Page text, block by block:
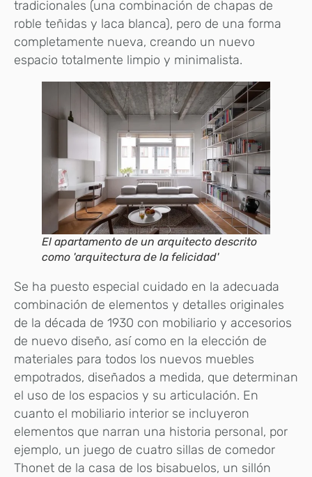
tradicionales (una combinación de chapas de
roble teñidas y laca blanca), pero de una forma
completamente nueva, creando un nuevo
espacio totalmente limpio y minimalista.
El apartamento de un arquitecto descrito
como 'arquitectura de la felicidad'
Se ha puesto especial cuidado en la adecuada
combinación de elementos y detalles originales
de la década de 1930 con mobiliario y accesorios
de nuevo diseño, así como en la elección de
materiales para todos los nuevos muebles
empotrados, diseñados a medida, que determinan
el uso de los espacios y su articulación. En
cuanto el mobiliario interior se incluyeron
elementos que narran una historia personal, por
ejemplo, un juego de cuatro sillas de comedor
Thonet de la casa de los bisabuelos, un sillón